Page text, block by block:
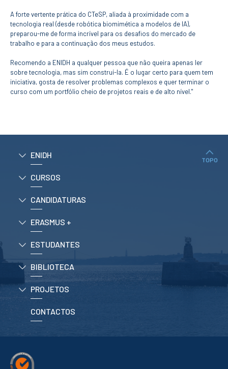
Licenciaturas
Cursos TeSP
Cursos de Curta
Duração
CANDIDATURAS
Mestrados
Licenciaturas
Cursos
Preparatórios
ERASMUS +
Erasmus
ESTUDANTES
Informação
Académica
Ação Social
Informática
Desporto Escolar
Gabinete de
Apoio ao
Guia do
Estudante
Concursos
Testemunhos
A forte vertente prática do CTeSP, aliada à proximidade com a
tecnologia real (desde robótica biomimética a modelos de IA),
preparou-me de forma incrível para os desafios do mercado de
trabalho e para a continuação dos meus estudos.
Recomendo a ENIDH a qualquer pessoa que não queira apenas ler
sobre tecnologia, mas sim construí-la. É o lugar certo para quem tem
iniciativa, gosta de resolver problemas complexos e quer terminar o
curso com um portfólio cheio de projetos reais e de alto nível."
ENIDH
CURSOS
CANDIDATURAS
ERASMUS +
ESTUDANTES
BIBLIOTECA
PROJETOS
CONTACTOS
TOPO